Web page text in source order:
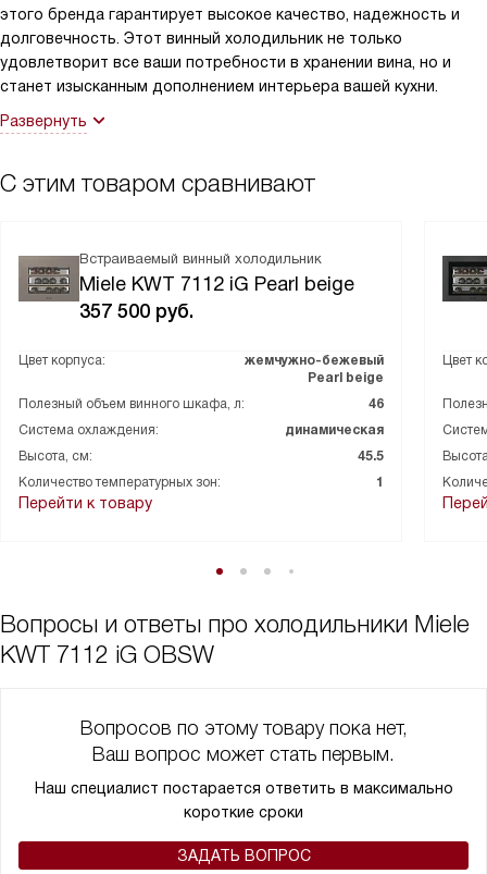
этого бренда гарантирует высокое качество, надежность и
долговечность. Этот винный холодильник не только
удовлетворит все ваши потребности в хранении вина, но и
станет изысканным дополнением интерьера вашей кухни.
Развернуть
С этим товаром сравнивают
Встраиваемый винный холодильник
Miele KWT 7112 iG Pearl beige
357 500 руб.
Цвет корпуса:
жемчужно-бежевый
Pearl beige
Полезный объем винного шкафа, л:
46
Система охлаждения:
динамическая
Высота, см:
45.5
Количество температурных зон:
1
Перейти к товару
Цвет
Вопросы и ответы про холодильники Miele
KWT 7112 iG OBSW
Вопросов по этому товару пока нет,
Ваш вопрос может стать первым.
Наш специалист постарается ответить в максимально
короткие сроки
ЗАДАТЬ ВОПРОС